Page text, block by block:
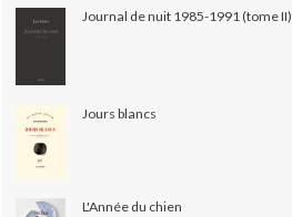
Journal de nuit 1985-1991 (tome II)
Jours blancs
L'Année du chien